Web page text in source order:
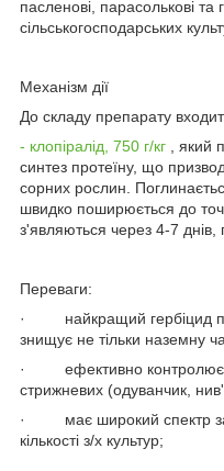
пасленові, парасолькові та
сільськогосподарських
Механізм дії
До складу препарату
- клопіралід, 750 г/кг
, який
синтез протеїну, що
сорних рослин.
швидко поширюється до
з'являються через 4-7 днів,
Переваги:
· найкращий гербіцид
знищує не тільки наземну
· ефективно контролює
стрижневих (одуванчик,
· має широкий спектр
кількості з/х культур;